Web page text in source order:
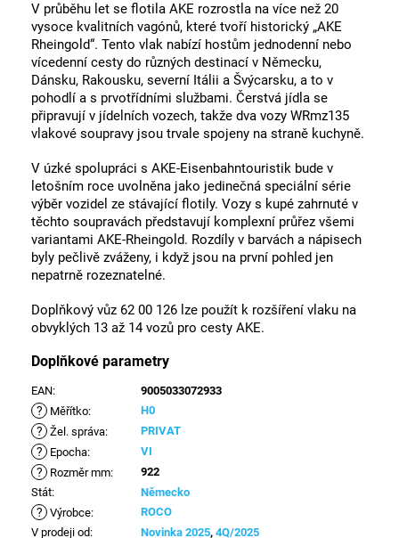
V průběhu let se flotila AKE rozrostla na více než 20
vysoce kvalitních vagónů, které tvoří historický „AKE
Rheingold“. Tento vlak nabízí hostům jednodenní nebo
vícedenní cesty do různých destinací v Německu,
Dánsku, Rakousku, severní Itálii a Švýcarsku, a to v
pohodlí a s prvotřídními službami. Čerstvá jídla se
připravují v jídelních vozech, takže dva vozy WRmz135
vlakové soupravy jsou trvale spojeny na straně kuchyně.
V úzké spolupráci s AKE-Eisenbahntouristik bude v
letošním roce uvolněna jako jedinečná speciální série
výběr vozidel ze stávající flotily. Vozy s kupé zahrnuté v
těchto soupravách představují komplexní průřez všemi
variantami AKE-Rheingold. Rozdíly v barvách a nápisech
byly pečlivě zváženy, i když jsou na první pohled jen
nepatrně rozeznatelné.
Doplňkový vůz 62 00 126 lze použít k rozšíření vlaku na
obvyklých 13 až 14 vozů pro cesty AKE.
Doplňkové parametry
EAN: 9005033072933
? Měřítko: H0
? Žel. správa: PRIVAT
? Epocha: VI
? Rozměr mm:
922
Stát: Německo
? Výrobce:
ROCO
V prodeji od: Novinka 2025, 4Q/2025